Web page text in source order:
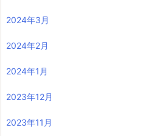
2024年3月
2024年2月
2024年1月
2023年12月
2023年11月